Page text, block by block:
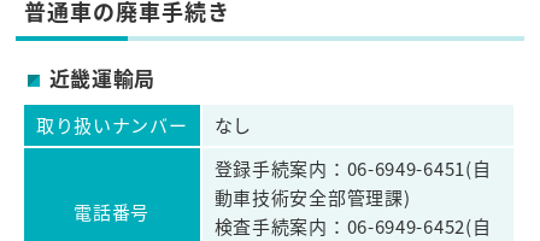
普通車の廃車手続き
近畿運輸局
取り扱いナンバー なし
電話番号
登録手続案内：06-6949-6451(自
動車技術安全部管理課)
検査手続案内：06-6949-6452(自